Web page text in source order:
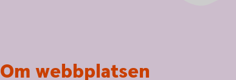
Om webbplatsen